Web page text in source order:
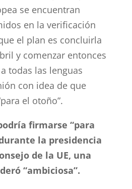
se encuentran
en la verificación
el plan es concluirla
y comenzar entonces
todas las lenguas
con idea de que
el otoño”.
firmarse “para
la presidencia
de la UE, una
“ambiciosa”.